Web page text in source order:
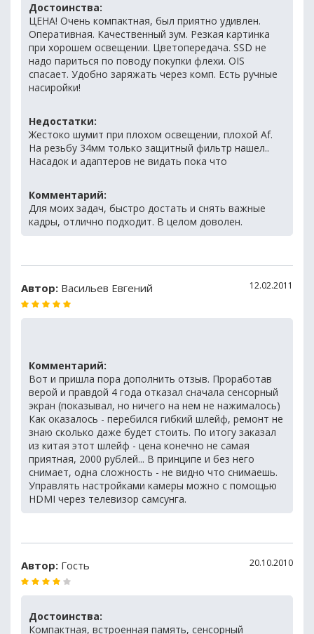
Достоинства:
ЦЕНА! Очень компактная, был приятно удивлен.
Оперативная. Качественный зум. Резкая картинка
при хорошем освещении. Цветопередача. SSD не
надо париться по поводу покупки флехи. OIS
спасает. Удобно заряжать через комп. Есть ручные
насиройки!
Недостатки:
Жестоко шумит при плохом освещении, плохой Af.
На резьбу 34мм только защитный фильтр нашел..
Насадок и адаптеров не видать пока что
Комментарий:
Для моих задач, быстро достать и снять важные
кадры, отлично подходит. В целом доволен.
Автор: Васильев Евгений 12.02.2011
Комментарий:
Вот и пришла пора дополнить отзыв. Проработав
верой и правдой 4 года отказал сначала сенсорный
экран (показывал, но ничего на нем не нажималось)
Как оказалось - перебился гибкий шлейф, ремонт не
знаю сколько даже будет стоить. По итогу заказал
из китая этот шлейф - цена конечно не самая
приятная, 2000 рублей... В принципе и без него
снимает, одна сложность - не видно что снимаешь.
Управлять настройками камеры можно с помощью
HDMI через телевизор самсунга.
Автор: Гость 20.10.2010
Достоинства:
Компактная, встроенная память, сенсорный